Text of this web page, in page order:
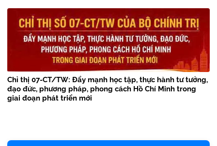
Chỉ thị 07-CT/TW: Đẩy mạnh học tập, thực hành tư tưởng,
đạo đức, phương pháp, phong cách Hồ Chí Minh trong
giai đoạn phát triển mới